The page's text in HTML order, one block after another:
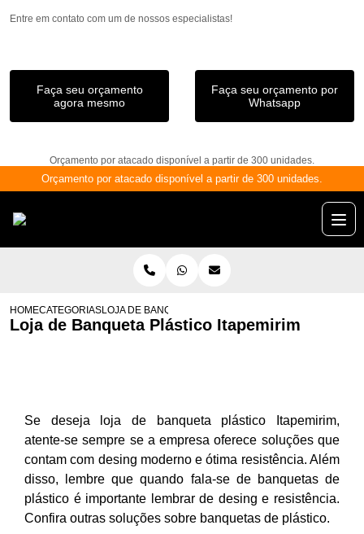
Entre em contato com um de nossos especialistas!
Faça seu orçamento
agora mesmo
Faça seu orçamento por
Whatsapp
Orçamento por atacado disponível a partir de 300 unidades.
Orçamento por atacado disponível a partir de 300 unidades.
HOMECATEGORIASLOJA DE BANQUETA PLÁSTICO ITAPEMIRIM
Loja de Banqueta Plástico Itapemirim
Se deseja loja de banqueta plástico Itapemirim,
atente-se sempre se a empresa oferece soluções que
contam com desing moderno e ótima resistência. Além
disso, lembre que quando fala-se de banquetas de
plástico é importante lembrar de desing e resistência.
Confira outras soluções sobre banquetas de plástico.